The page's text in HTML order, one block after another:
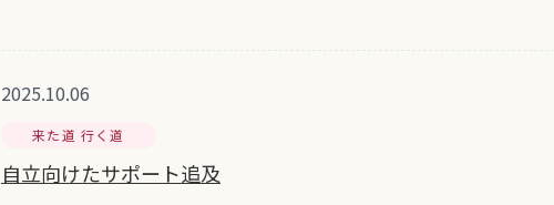
2025.10.06
来た道 行く道
自立向けたサポート追及